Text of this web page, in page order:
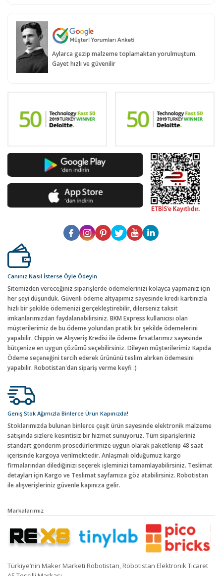
Aylarca gezip malzeme toplamaktan yorulmuştum.
Gayet hızlı ve güvenilir
Canınız Nasıl İsterse Öyle Ödeyin
Sitemizden vereceğiniz siparişlerde ödemelerinizi kolayca yapmanız için
her şeyi düşündük. Güvenli ödeme altyapımız sayesinde kredi kartınızla
hızlı bir şekilde ödemenizi gerçekleştirebilir, dilerseniz taksit
imkanlarımızdan faydalanabilirsiniz. BKM Express kullanıcısı olan
müşterilerimiz de bu ödeme yolundan pratik bir şekilde ödemelerini
yapabilir. Chippin ve Alışveriş Kredisi ile ödeme fırsatlarımız sayesinde
bütçenize en uygun çözümü seçebilirsiniz. Dileyen müşterilerimiz Kapıda
Ödeme seçeneğini tercih ederek ürününü teslim alırken ödemesini
yapabilir. Robotistan'dan sipariş verme keyfi :)
Geniş Stok Ağımızla Binlerce Ürün Kapınızda!
Stoklarımızda bulunan binlerce çeşit ürün sayesinde elektronik malzeme
satışında sizlere kesintisiz bir hizmet sunuyoruz. Tüm siparişleriniz
standart gönderim prosedürlerimize uygun olarak paketlenip 48 saat
içerisinde kargoya verilmektedir. Anlaşmalı olduğumuz kargo
firmalarından dilediğinizi seçerek işleminizi tamamlayabilirsiniz. Teslimat
detayları için Kargo ve Teslimat sayfamıza göz atabilirsiniz. Robotistan
ile alışverişleriniz güvenle kapınıza gelir.
Markalarımız
Türkiye’nin Maker Marketi Robotistan, Robotistan Elektronik Ticaret